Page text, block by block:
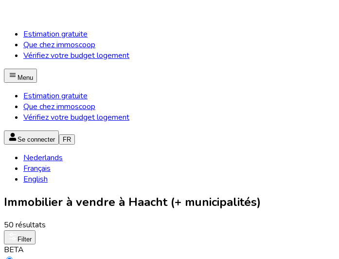
Estimation gratuite
Que chez immoscoop
Vérifiez votre budget logement
Menu
Estimation gratuite
Que chez immoscoop
Vérifiez votre budget logement
Se connecter FR
Nederlands
Français
English
Immobilier à vendre à Haacht (+ municipalités)
50 résultats
Filter
BETA